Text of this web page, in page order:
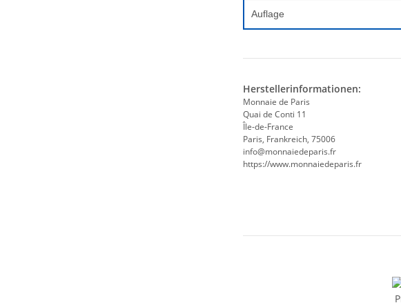
Auflage
Herstellerinformationen:
Monnaie de Paris
Quai de Conti 11
Île-de-France
Paris, Frankreich, 75006
info@monnaiedeparis.fr
https://www.monnaiedeparis.fr